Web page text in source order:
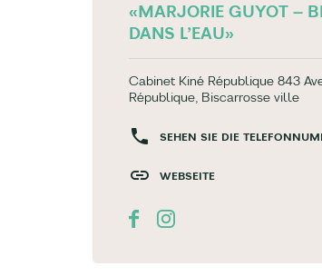
«MARJORIE GUYOT –
DANS L’EAU»
Cabinet Kiné République 843
République, Biscarrosse ville
SEHEN SIE DIE
WEBSEITE